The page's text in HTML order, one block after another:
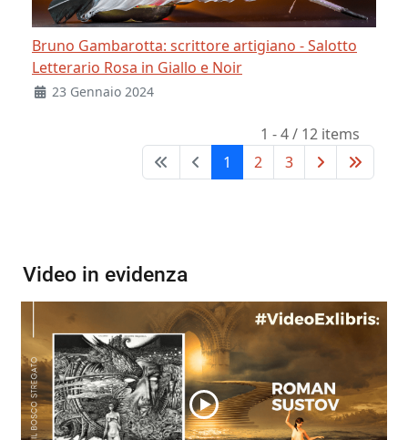
Bruno Gambarotta: scrittore artigiano - Salotto
Letterario Rosa in Giallo e Noir
23 Gennaio 2024
1 - 4 / 12 items
1
2 3
Video in evidenza